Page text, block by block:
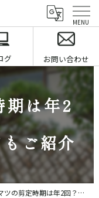
グ お問い合わせ
期は年2
ご紹介
定時期は年2回？その方法についてもご紹介